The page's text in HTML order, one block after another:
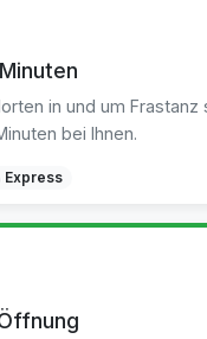
in und um Frastanz
bei Ihnen.
Express